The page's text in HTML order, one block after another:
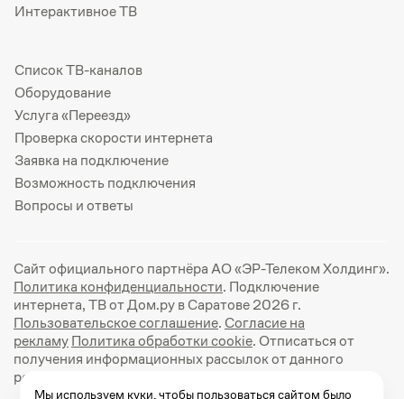
Интерактивное ТВ
Список ТВ-каналов
Оборудование
Услуга «Переезд»
Проверка скорости интернета
Заявка на подключение
Возможность подключения
Вопросы и ответы
Сайт официального партнёра АО «ЭР-Телеком Холдинг».
Политика конфиденциальности. Подключение
интернета, ТВ от Дом.ру в Саратове 2026 г.
Пользовательское соглашение. Согласие на
рекламуПолитика обработки cookie. Отписаться от
получения информационных рассылок от данного
ресурса можно на
Мы используем куки, чтобы пользоваться сайтом было